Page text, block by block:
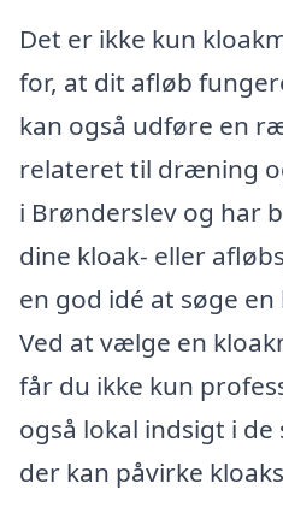
Det er ikke kun
for, at dit afløb
kan også udføre en
relateret til dræning
i Brønderslev og har
dine kloak- eller
en god idé at søge
Ved at vælge en
får du ikke kun
også lokal indsigt i
der kan påvirke